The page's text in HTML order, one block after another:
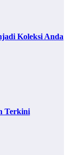
Koleksi Anda
Terkini